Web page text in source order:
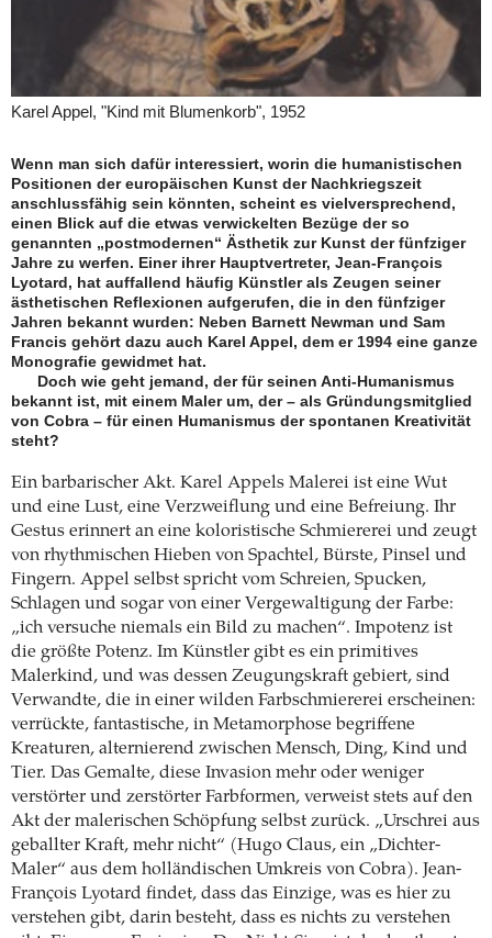
Karel Appel, "Kind mit Blumenkorb", 1952
Wenn man sich dafür interessiert, worin die humanistischen
Positionen der europäischen Kunst der Nachkriegszeit
anschlussfähig sein könnten, scheint es vielversprechend,
einen Blick auf die etwas verwickelten Bezüge der so
genannten „postmodernen“ Ästhetik zur Kunst der fünfziger
Jahre zu werfen. Einer ihrer Hauptvertreter, Jean-François
Lyotard, hat auffallend häufig Künstler als Zeugen seiner
ästhetischen Reflexionen aufgerufen, die in den fünfziger
Jahren bekannt wurden: Neben Barnett Newman und Sam
Francis gehört dazu auch Karel Appel, dem er 1994 eine ganze
Monografie gewidmet hat.
Doch wie geht jemand, der für seinen Anti-Humanismus
bekannt ist, mit einem Maler um, der – als Gründungsmitglied
von Cobra – für einen Humanismus der spontanen Kreativität
steht?
Ein barbarischer Akt. Karel Appels Malerei ist eine Wut
und eine Lust, eine Verzweiflung und eine Befreiung. Ihr
Gestus erinnert an eine koloristische Schmiererei und zeugt
von rhythmischen Hieben von Spachtel, Bürste, Pinsel und
Fingern. Appel selbst spricht vom Schreien, Spucken,
Schlagen und sogar von einer Vergewaltigung der Farbe:
„ich versuche niemals ein Bild zu machen“. Impotenz ist
die größte Potenz. Im Künstler gibt es ein primitives
Malerkind, und was dessen Zeugungskraft gebiert, sind
Verwandte, die in einer wilden Farbschmiererei erscheinen:
verrückte, fantastische, in Metamorphose begriffene
Kreaturen, alternierend zwischen Mensch, Ding, Kind und
Tier. Das Gemalte, diese Invasion mehr oder weniger
verstörter und zerstörter Farbformen, verweist stets auf den
Akt der malerischen Schöpfung selbst zurück. „Urschrei aus
geballter Kraft, mehr nicht“ (Hugo Claus, ein „Dichter-
Maler“ aus dem holländischen Umkreis von Cobra). Jean-
François Lyotard findet, dass das Einzige, was es hier zu
verstehen gibt, darin besteht, dass es nichts zu verstehen